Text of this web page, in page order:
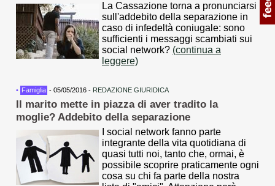
La Cassazione torna a pronunciarsi
sull'addebito della separazione in
caso di infedeltà coniugale: sono
sufficienti i messaggi scambiati sui
social network? (continua a
leggere)
• Famiglia - 05/05/2016 - REDAZIONE GIURIDICA
Il marito mette in piazza di aver tradito la
moglie? Addebito della separazione
I social network fanno parte
integrante della vita quotidiana di
quasi tutti noi, tanto che, ormai, è
possibile scoprire praticamente ogni
cosa su chi fa parte della nostra